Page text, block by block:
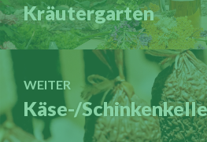
Vorheriger
Beitrag:
Kräutergarten
WEITER
Nächster
Beitrag:
Käse-/